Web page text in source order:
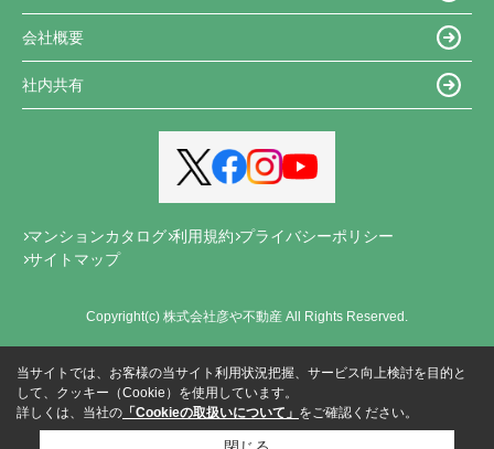
会社概要
社内共有
マンションカタログ 利用規約 プライバシーポリシー
サイトマップ
Copyright(c) 株式会社彦や不動産 All Rights Reserved.
当サイトでは、お客様の当サイト利用状況把握、サービス向上検討を目的と
して、クッキー（Cookie）を使用しています。
詳しくは、当社の 「Cookieの取扱いについて」 をご確認ください。